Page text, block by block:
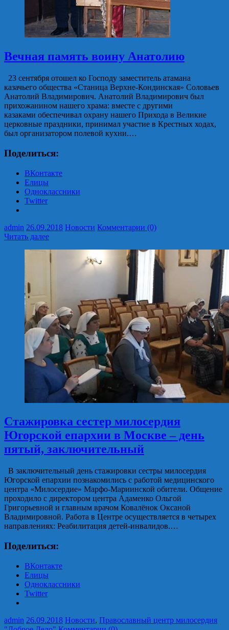
Вечная память воину Анатолию
23 сентября отошел ко Господу заместитель атамана
казачьего общества «Станица Верхне-Кондинская» Соловьев
Анатолий Владимирович. Анатолий Владимирович был
прихожанином нашего храма: вместе с другими
казаками обеспечивал охрану нашего Прихода в Великие
церковные праздники, принимал участие в Крестных ходах,
был организатором полевой кухни.…
Поделиться:
ВКонтакте
Елицы
Одноклассники
Twitter
admin 26.09.2018 Новости Комментарии (0)
Читать далее
Стажировка сестер милосердия
Югорской епархии в Москве – день
пятый, заключительный
В заключительный день стажировки сестры милосердия
Югорской епархии познакомились с работой медицинского
центра «Милосердие» Марфо-Мариинской обители. Общение
проходило с директором центра Адаменко Ольгой
Григорьевной и главным врачом Ковалёнок Оксаной
Владимировной. Работа в Центре осуществляется в четырех
направлениях: Реабилитация детей-инвалидов.…
Поделиться:
ВКонтакте
Елицы
Одноклассники
Twitter
admin 26.09.2018 Новости, Православный центр милосердия